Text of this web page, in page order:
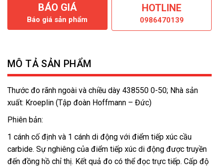
BÁO GIÁ
Báo giá sản phẩm
HOTLINE
0986470139
MÔ TẢ SẢN PHẨM
Thước đo rãnh ngoài và chiều dày 438550 0-50; Nhà sản
xuất: Kroeplin (Tập đoàn Hoffmann – Đức)
Phiên bản:
1 cánh cố định và 1 cánh di động với điểm tiếp xúc cầu
carbide. Sự nghiêng của điểm tiếp xúc di động được truyền
đến đồng hồ chỉ thị. Kết quả đo có thể đọc trực tiếp. Cấp độ